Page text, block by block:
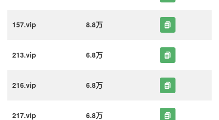
157.vip 8.8万
213.vip 6.8万
216.vip 6.8万
217.vip 6.8万